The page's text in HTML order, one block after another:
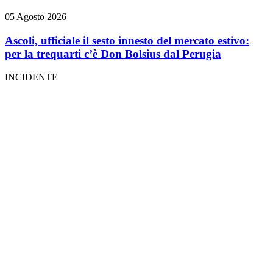
05 Agosto 2026
Ascoli, ufficiale il sesto innesto del mercato estivo:
per la trequarti c’è Don Bolsius dal Perugia
INCIDENTE